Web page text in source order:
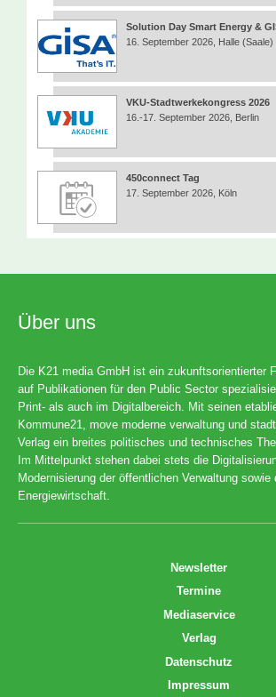
Solution Day Smart Energy &
16. September 2026, Halle (Saale)
VKU-Stadtwerkekongress 2026
16.-17. September 2026, Berlin
450connect Tag
17. September 2026, Köln
Über uns
Die K21 media GmbH ist ein zukunftsorientierter
auf Publikationen für den Public Sector
Print- als auch im Digitalbereich. Mit seinen
Kommune21, move moderne verwaltung und
Verlag ein breites politisches und technisches
Im Mittelpunkt stehen dabei stets die
Modernisierung der öffentlichen Verwaltung sowie
Energiewirtschaft.
Newsletter
Termine
Mediaservice
Verlag
Datenschutz
Impressum